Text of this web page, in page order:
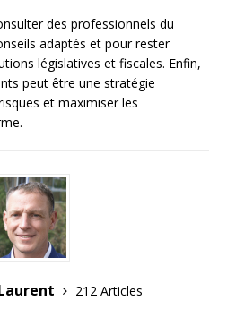
des professionnels du
adaptés et pour rester
législatives et fiscales. Enfin,
peut être une stratégie
et maximiser les
212 Articles